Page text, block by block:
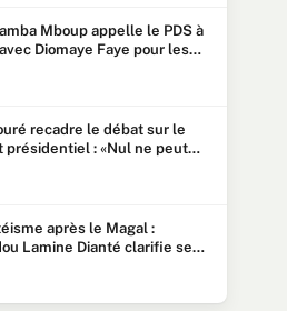
Mboup appelle le PDS à
Diomaye Faye pour les
et tacle Sonko
recadre le débat sur le
présidentiel : «Nul ne peut
de deux mandats
de 5 ans»
après le Magal :
Lamine Dianté clarifie ses
la polémique